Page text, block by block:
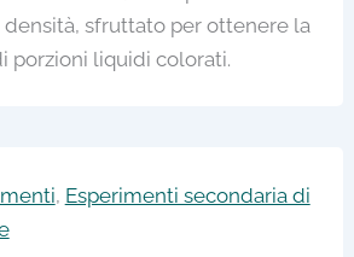
sfruttato per ottenere la
porzioni liquidi colorati.
, Esperimenti secondaria di